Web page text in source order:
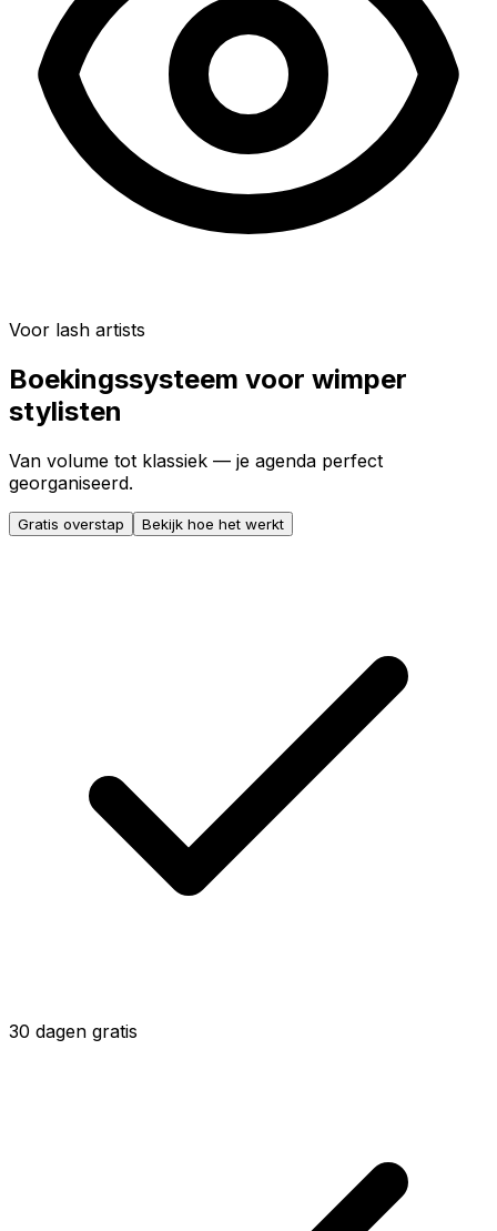
Voor lash artists
Boekingssysteem voor wimper
stylisten
Van volume tot klassiek — je agenda perfect
georganiseerd.
Gratis overstap Bekijk hoe het werkt
30 dagen gratis